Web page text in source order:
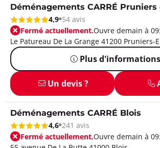
Déménagements CARRÉ Pruniers
4,9 54 avis
Fermé actuellement.Ouvre demain à
Le Patureau De La Grange 41200 Pruniers-
Plus d'informations
Un devis ?
Déménagements CARRÉ Blois
4,6 241 avis
Fermé actuellement.Ouvre demain à